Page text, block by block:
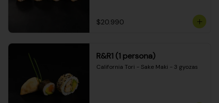
$20.990
R&R1 (1 persona)
California Tori - Sake Maki - 3 gyozas